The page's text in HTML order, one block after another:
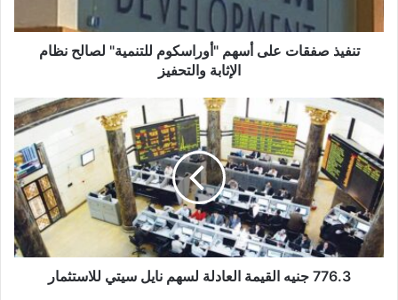
الإثابة
والتحفيزتنفيذ صفقات على أسهم "أوراسكوم للتنمية" لصالح نظام
الإثابة والتحفيز
776.3
القيمة
العادلة
لسهم
نايل
سيتي
للاستثمار
776.3 جنيه القيمة العادلة لسهم نايل سيتي للاستثمار